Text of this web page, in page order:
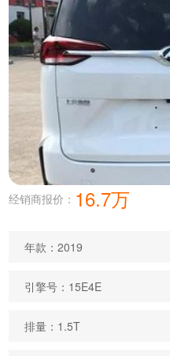
个性化私人定制
关于我们
经销商报价： 16.7万
年款：2019
引擎号：15E4E
排量：1.5T